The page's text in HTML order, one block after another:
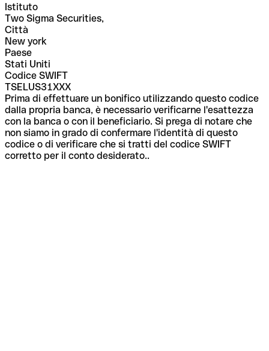
Istituto
Two Sigma Securities,
Città
New york
Paese
Stati Uniti
Codice SWIFT
TSELUS31XXX
Prima di effettuare un bonifico utilizzando questo codice
dalla propria banca, è necessario verificarne l'esattezza
con la banca o con il beneficiario. Si prega di notare che
non siamo in grado di confermare l'identità di questo
codice o di verificare che si tratti del codice SWIFT
corretto per il conto desiderato..